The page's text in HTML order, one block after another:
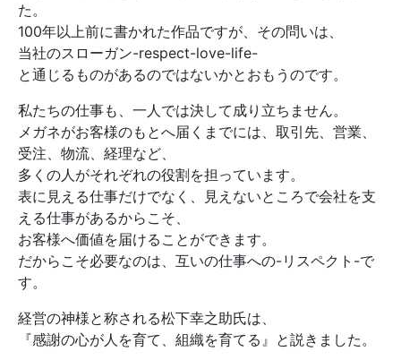
た。
100年以上前に書かれた作品ですが、その問いは、
当社のスローガン-respect-love-life-
と通じるものがあるのではないかとおもうのです。
私たちの仕事も、一人では決して成り立ちません。
メガネがお客様のもとへ届くまでには、取引先、営業、
受注、物流、経理など、
多くの人がそれぞれの役割を担っています。
表に見える仕事だけでなく、見えないところで会社を支
える仕事があるからこそ、
お客様へ価値を届けることができます。
だからこそ必要なのは、互いの仕事への-リスペクト-で
す。
経営の神様と称される松下幸之助氏は、
『感謝の心が人を育て、組織を育てる』と説きました。